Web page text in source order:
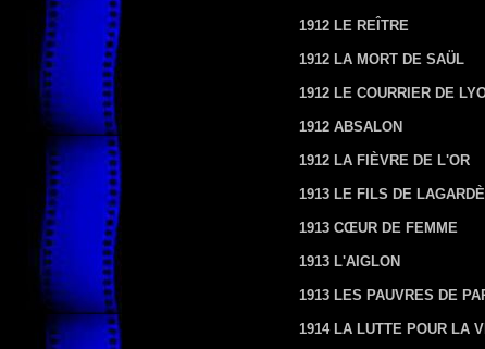
1912 LE REÎTRE
1912 LA MORT DE SAÜL
1912 LE COURRIER DE
1912 ABSALON
1912 LA FIÈVRE DE L'OR
1913 LE FILS DE
1913 CŒUR DE FEMME
1913 L'AIGLON
1913 LES PAUVRES DE
1914 LA LUTTE POUR LA